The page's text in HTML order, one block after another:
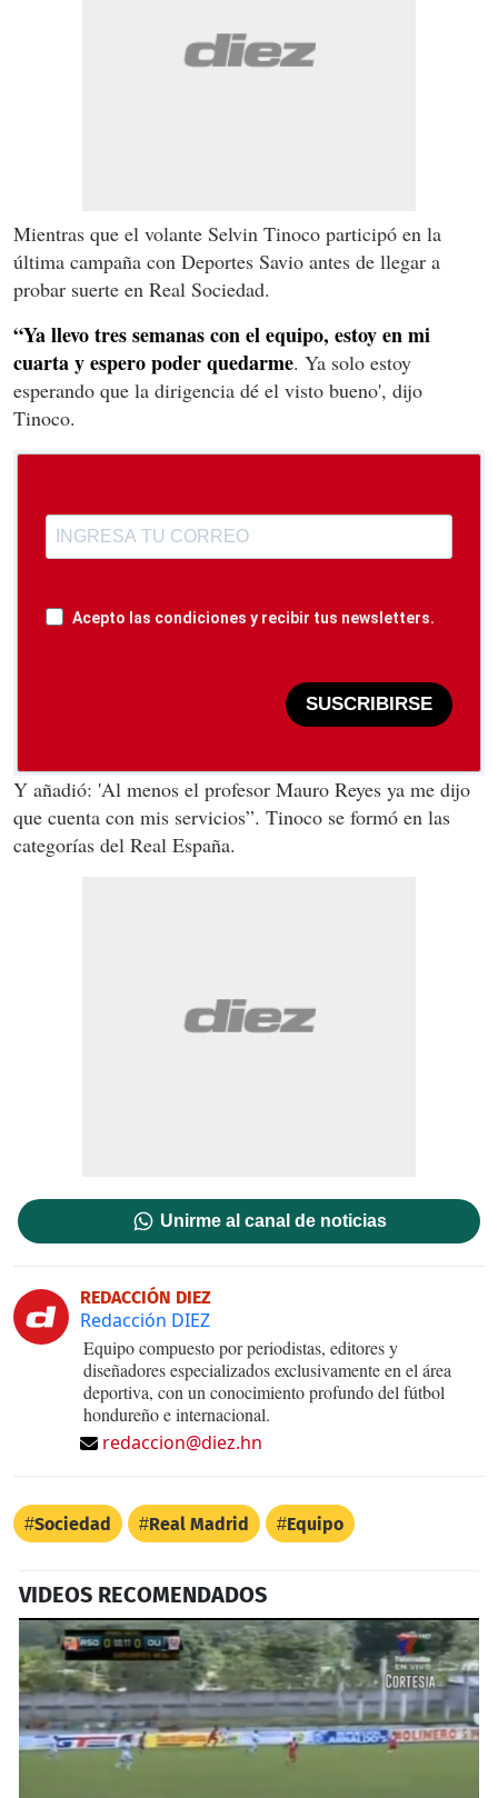
Mientras que el volante Selvin Tinoco participó en la
última campaña con Deportes Savio antes de llegar a
probar suerte en Real Sociedad.
“Ya llevo tres semanas con el equipo, estoy en mi
cuarta y espero poder quedarme. Ya solo estoy
esperando que la dirigencia dé el visto bueno', dijo
Tinoco.
Acepto las condiciones y recibir tus newsletters.
SUSCRIBIRSE
Y añadió: 'Al menos el profesor Mauro Reyes ya me dijo
que cuenta con mis servicios”. Tinoco se formó en las
categorías del Real España.
Unirme al canal de noticias
REDACCIÓN DIEZ
Redacción DIEZ
Equipo compuesto por periodistas, editores y
diseñadores especializados exclusivamente en el área
deportiva, con un conocimiento profundo del fútbol
hondureño e internacional.
redaccion@diez.hn
Sociedad Real Madrid Equipo
VIDEOS RECOMENDADOS